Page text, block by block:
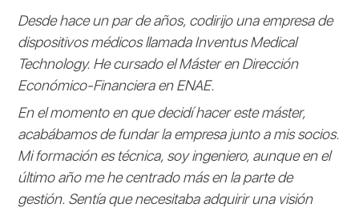
Desde hace un par de años, codirijo una empresa de
dispositivos médicos llamada Inventus Medical
Technology. He cursado el Máster en Dirección
Económico-Financiera en ENAE.
En el momento en que decidí hacer este máster,
acabábamos de fundar la empresa junto a mis socios.
Mi formación es técnica, soy ingeniero, aunque en el
último año me he centrado más en la parte de
gestión. Sentía que necesitaba adquirir una visión